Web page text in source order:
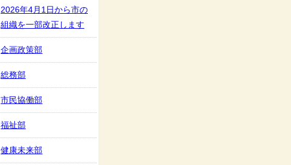
2026年4月1日から市の
組織を一部改正します
企画政策部
総務部
市民協働部
福祉部
健康未来部